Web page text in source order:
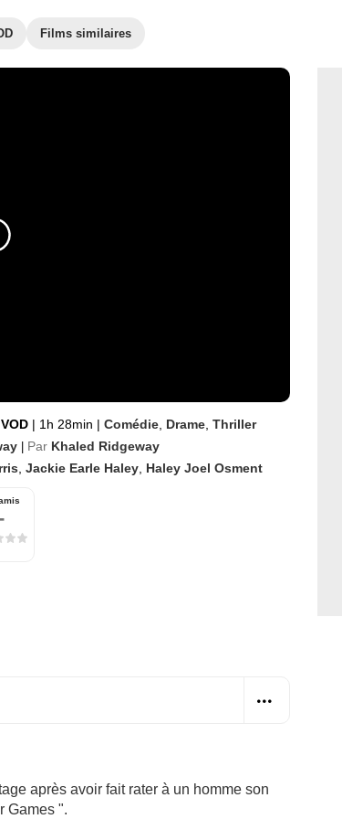
Films similaires
| 1h 28min | Comédie Drame Thriller
| Par Khaled Ridgeway
Jackie Earle Haley Haley Joel Osment
après avoir fait rater à un homme son
Games ".